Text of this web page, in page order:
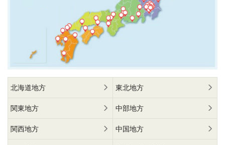
北海道地方 東北地方
関東地方 中部地方
関西地方 中国地方